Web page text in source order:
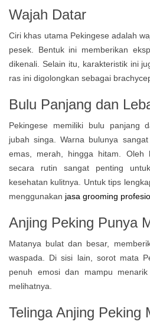
Wajah Datar
Ciri khas utama Pekingese adalah
pesek. Bentuk ini memberikan
dikenali. Selain itu, karakteristik ini
ras ini digolongkan sebagai
Bulu Panjang dan
Pekingese memiliki bulu panjang
jubah singa. Warna bulunya
emas, merah, hingga hitam. Oleh
secara rutin sangat penting
kesehatan kulitnya. Untuk tips
menggunakan jasa grooming
Anjing Peking Punya
Matanya bulat dan besar,
waspada. Di sisi lain, sorot mata
penuh emosi dan mampu
melihatnya.
Telinga Anjing Peking